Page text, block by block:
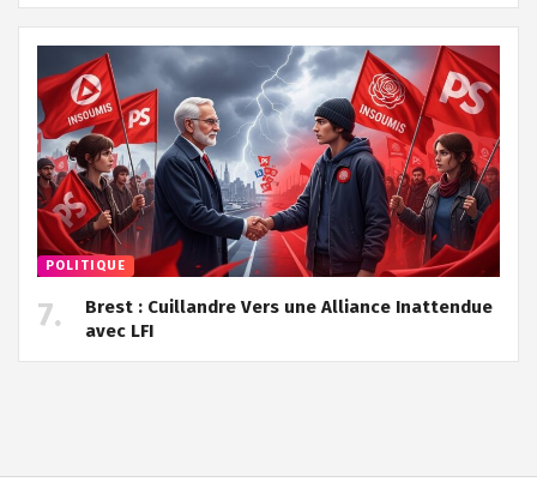
POLITIQUE
Brest : Cuillandre Vers une Alliance Inattendue
avec LFI